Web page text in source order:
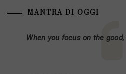
MANTRA DI OGGI
When you focus on the